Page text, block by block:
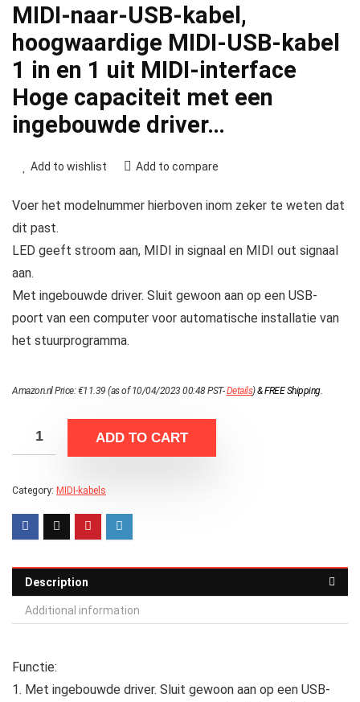
MIDI-naar-USB-kabel,
hoogwaardige MIDI-USB-kabel
1 in en 1 uit MIDI-interface
Hoge capaciteit met een
ingebouwde driver…
Add to wishlist Add to compare
Voer het modelnummer hierboven inom zeker te weten dat
dit past.
LED geeft stroom aan, MIDI in signaal en MIDI out signaal
aan.
Met ingebouwde driver. Sluit gewoon aan op een USB-
poort van een computer voor automatische installatie van
het stuurprogramma.
Amazon.nl Price:€11.39 (as of 10/04/2023 00:48 PST-Details)&FREE Shipping.
ADD TO CART
Category: MIDI-kabels
Description
Additional information
Functie:
1. Met ingebouwde driver. Sluit gewoon aan op een USB-